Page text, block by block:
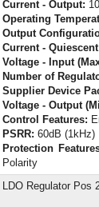
Current - Output:
Operating
Output
Current -
Voltage - Input
Number of
Supplier Device
Voltage - Output
Control Features:
PSRR: 60dB (1kHz)
Protection
Polarity
LDO Regulator